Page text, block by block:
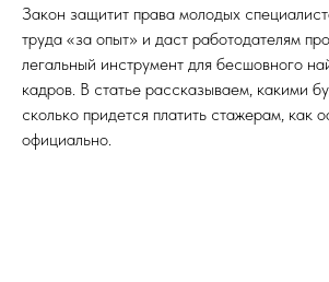
Закон защитит права молодых
труда «за опыт» и даст работодателям
легальный инструмент для бесшовного
кадров. В статье рассказываем, какими
сколько придется платить стажерам, как
официально.